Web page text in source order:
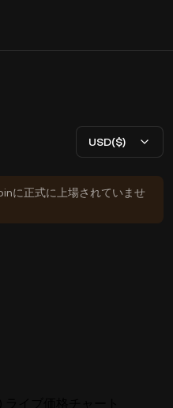
USD($)
に正式に上場されていませ